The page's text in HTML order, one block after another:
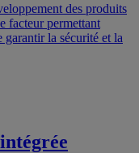
des produits
facteur permettant
garantir la sécurité et la